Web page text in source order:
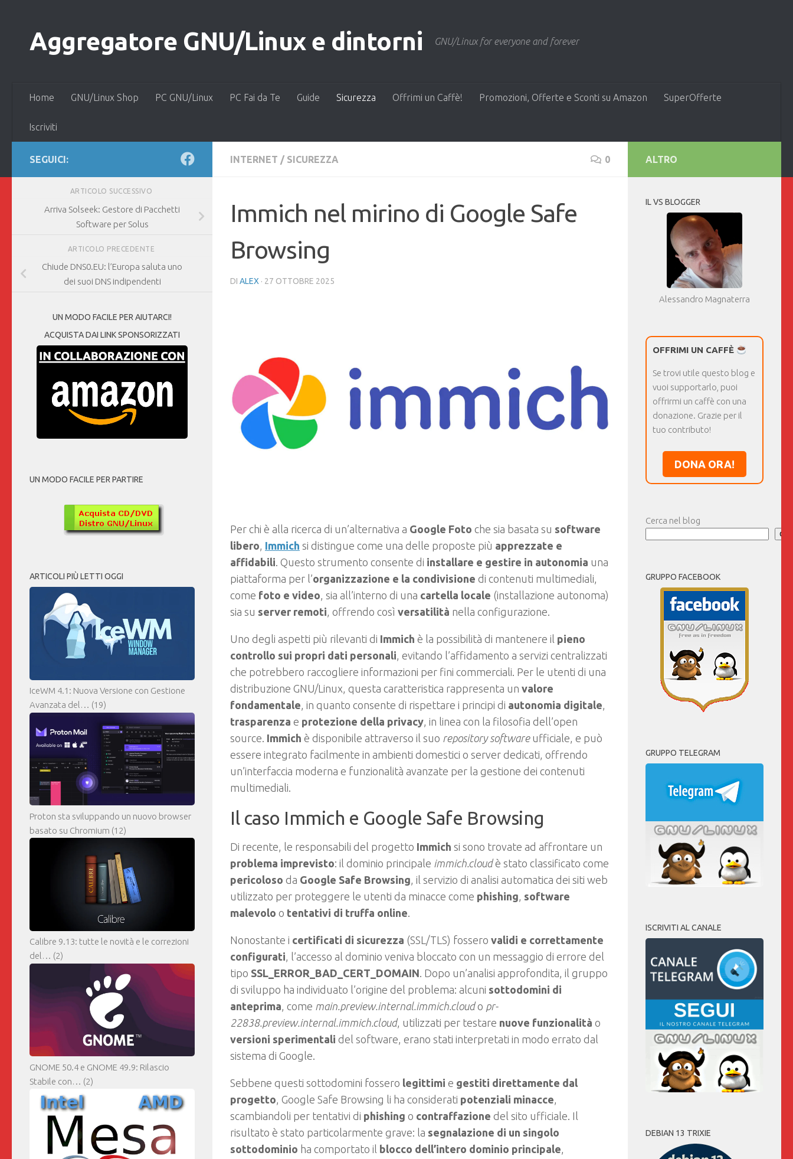
Aggregatore GNU/Linux e dintorni GNU/Linux for everyone and forever
Home GNU/Linux Shop PC GNU/Linux PC Fai da Te Guide Sicurezza Offrimi un Caffè! Promozioni, Offerte e Sconti su Amazon SuperOfferte
Iscriviti
INTERNET / SICUREZZA 0
Immich nel mirino di Google Safe
Browsing
DI ALEX · 27 OTTOBRE 2025
Per chi è alla ricerca di un’alternativa a Google Foto che sia basata su software
libero, Immich si distingue come una delle proposte più apprezzate e
affidabili. Questo strumento consente di installare e gestire in autonomia una
piattaforma per l’organizzazione e la condivisione di contenuti multimediali,
come foto e video, sia all’interno di una cartella locale (installazione autonoma)
sia su server remoti, offrendo così versatilità nella configurazione.
Uno degli aspetti più rilevanti di Immich è la possibilità di mantenere il pieno
controllo sui propri dati personali, evitando l’affidamento a servizi centralizzati
che potrebbero raccogliere informazioni per fini commerciali. Per le utenti di una
distribuzione GNU/Linux, questa caratteristica rappresenta un valore
fondamentale, in quanto consente di rispettare i principi di autonomia digitale,
trasparenza e protezione della privacy, in linea con la filosofia dell’open
source. Immich è disponibile attraverso il suo repository softwareufficiale, e può
essere integrato facilmente in ambienti domestici o server dedicati, offrendo
un’interfaccia moderna e funzionalità avanzate per la gestione dei contenuti
multimediali.
Il caso Immich e Google Safe Browsing
Di recente, le responsabili del progetto Immich si sono trovate ad affrontare un
problema imprevisto: il dominio principale immich.cloudè stato classificato come
pericoloso da Google Safe Browsing, il servizio di analisi automatica dei siti web
utilizzato per proteggere le utenti da minacce come phishing, software
malevolo o tentativi di truffa online.
Nonostante i certificati di sicurezza (SSL/TLS) fossero validi e correttamente
configurati, l’accesso al dominio veniva bloccato con un messaggio di errore del
tipo SSL_ERROR_BAD_CERT_DOMAIN. Dopo un’analisi approfondita, il gruppo
di sviluppo ha individuato l’origine del problema: alcuni sottodomini di
anteprima, come main.preview.internal.immich.cloudo pr-
22838.preview.internal.immich.cloud, utilizzati per testare nuove funzionalità o
versioni sperimentali del software, erano stati interpretati in modo errato dal
sistema di Google.
Sebbene questi sottodomini fossero legittimi e gestiti direttamente dal
progetto, Google Safe Browsing li ha considerati potenziali minacce,
scambiandoli per tentativi di phishing o contraffazione del sito ufficiale. Il
risultato è stato particolarmente grave: la segnalazione di un singolo
sottodominio ha comportato il blocco dell’intero dominio principale,
SEGUICI:
ARTICOLO SUCCESSIVO
Arriva Solseek: Gestore di Pacchetti
Software per Solus
ARTICOLO PRECEDENTE
Chiude DNS0.EU: l’Europa saluta uno
dei suoi DNS indipendenti
UN MODO FACILE PER AIUTARCI!
ACQUISTA DAI LINK SPONSORIZZATI
UN MODO FACILE PER PARTIRE
ARTICOLI PIÙ LETTI OGGI
IceWM 4.1: Nuova Versione con Gestione
Avanzata del… (19)
Proton sta sviluppando un nuovo browser
basato su Chromium (12)
Calibre 9.13: tutte le novità e le correzioni
del… (2)
GNOME 50.4 e GNOME 49.9: Rilascio
Stabile con… (2)
ALTRO
IL VS BLOGGER
Alessandro Magnaterra
OFFRIMI UN CAFFÈ
Se trovi utile questo blog e
vuoi supportarlo, puoi
offrirmi un caffè con una
donazione. Grazie per il
tuo contributo!
DONA ORA!
Cerca nel blog
GRUPPO FACEBOOK
GRUPPO TELEGRAM
ISCRIVITI AL CANALE
DEBIAN 13 TRIXIE